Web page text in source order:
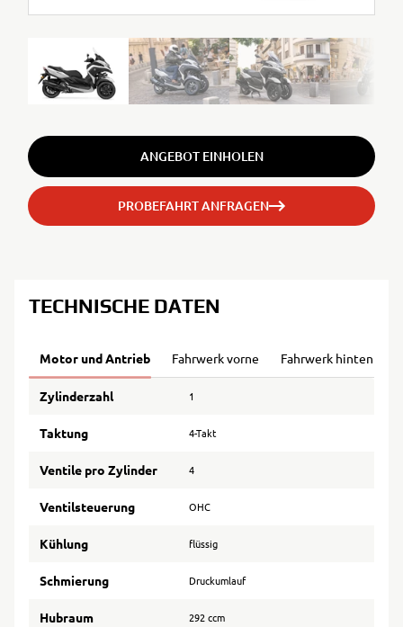
ANGEBOT EINHOLEN
PROBEFAHRT ANFRAGEN
TECHNISCHE DATEN
Motor und Antrieb Fahrwerk vorne Fahrwerk hinten
Zylinderzahl 1
Taktung 4-Takt
Ventile pro Zylinder 4
Ventilsteuerung OHC
Kühlung flüssig
Schmierung Druckumlauf
Hubraum 292 ccm